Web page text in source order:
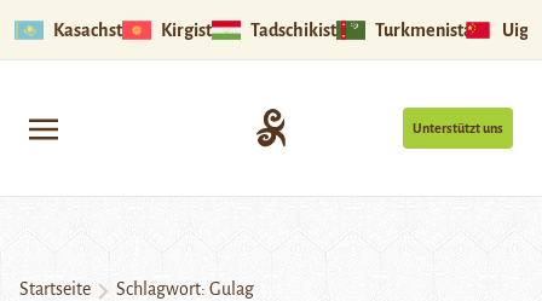
Kasachstan Kirgistan Tadschikistan Turkmenistan
Unterstützt uns
Startseite Schlagwort: Gulag